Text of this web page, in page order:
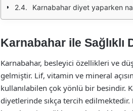
Karnabahar diyet yaparken
Karnabahar ile Sağlıklı
Karnabahar, besleyici özellikleri ve
gelmiştir. Lif, vitamin ve mineral
kullanılabilen çok yönlü bir besindir.
diyetlerinde sıkça tercih